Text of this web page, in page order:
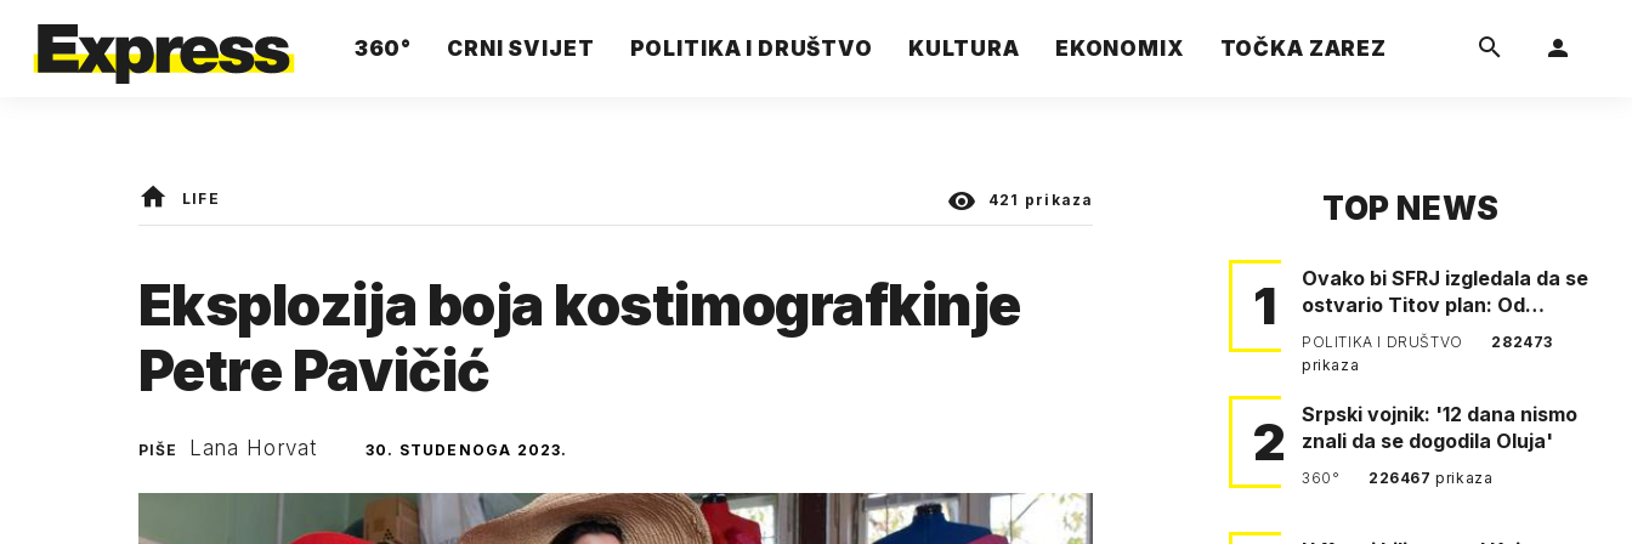
360° CRNI SVIJET POLITIKA I DRUŠTVO KULTURA EKONOMIX TOČKA ZAREZ
LIFE 421 prikaza
Eksplozija boja kostimografkinje
Petre Pavičić
PIŠE Lana Horvat 30. STUDENOGA 2023.
TOP NEWS
1
Ovako bi SFRJ izgledala da se
ostvario Titov plan: Od
Klagenfurta do Istanbula!
POLITIKA I DRUŠTVO
282473
prikaza
2
Srpski vojnik: '12 dana nismo
znali da se dogodila Oluja'
360° 226467prikaza